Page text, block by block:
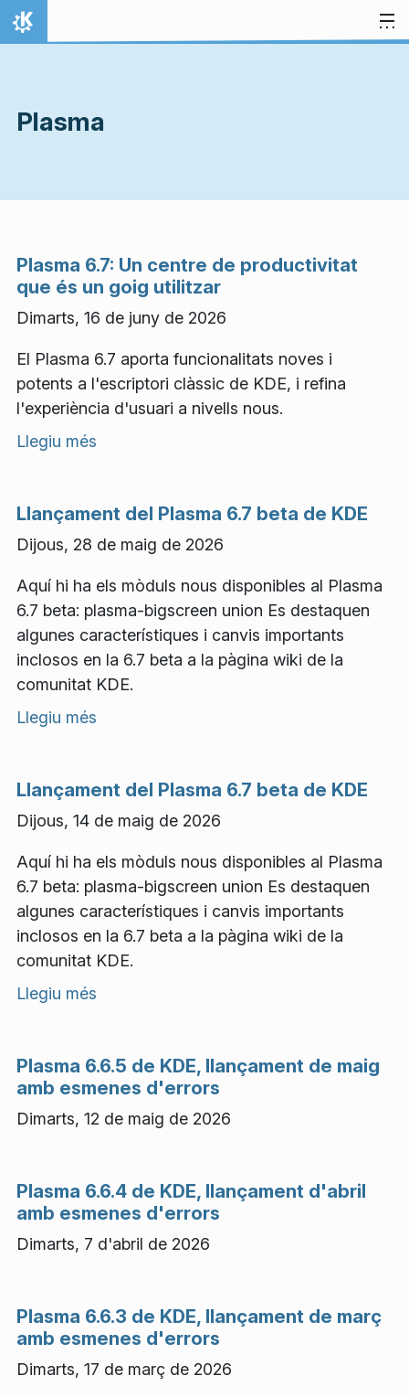
Salta al contingut
Inici
Plasma
Plasma 6.7: Un centre de productivitat
que és un goig utilitzar
Dimarts, 16 de juny de 2026
El Plasma 6.7 aporta funcionalitats noves i
potents a l'escriptori clàssic de KDE, i refina
l'experiència d'usuari a nivells nous.
Llegiu més
Llançament del Plasma 6.7 beta de KDE
Dijous, 28 de maig de 2026
Aquí hi ha els mòduls nous disponibles al Plasma
6.7 beta: plasma-bigscreen union Es destaquen
algunes característiques i canvis importants
inclosos en la 6.7 beta a la pàgina wiki de la
comunitat KDE.
Llegiu més
Llançament del Plasma 6.7 beta de KDE
Dijous, 14 de maig de 2026
Aquí hi ha els mòduls nous disponibles al Plasma
6.7 beta: plasma-bigscreen union Es destaquen
algunes característiques i canvis importants
inclosos en la 6.7 beta a la pàgina wiki de la
comunitat KDE.
Llegiu més
Plasma 6.6.5 de KDE, llançament de maig
amb esmenes d'errors
Dimarts, 12 de maig de 2026
Plasma 6.6.4 de KDE, llançament d'abril
amb esmenes d'errors
Dimarts, 7 d'abril de 2026
Plasma 6.6.3 de KDE, llançament de març
amb esmenes d'errors
Dimarts, 17 de març de 2026